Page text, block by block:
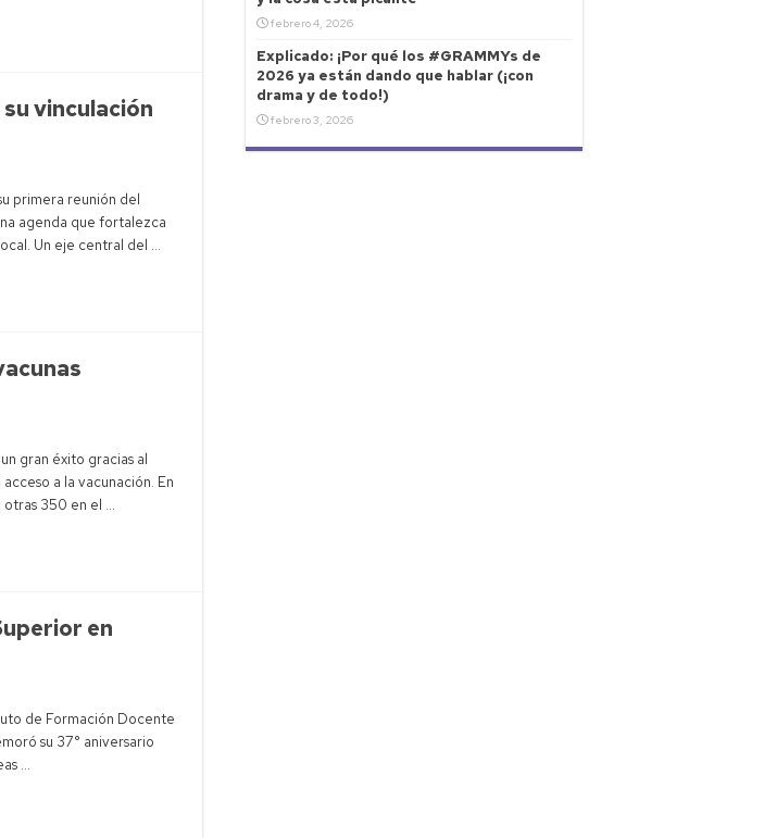
vinculación
primera reunión del
agenda que fortalezca
Un eje central del …
gran éxito gracias al
a la vacunación. En
otras 350 en el …
en
de Formación Docente
su 37° aniversario
…
febrero 4, 2026
Explicado: ¡Por qué los #GRAMMYs de
2026 ya están dando que hablar (¡con
drama y de todo!)
febrero 3, 2026